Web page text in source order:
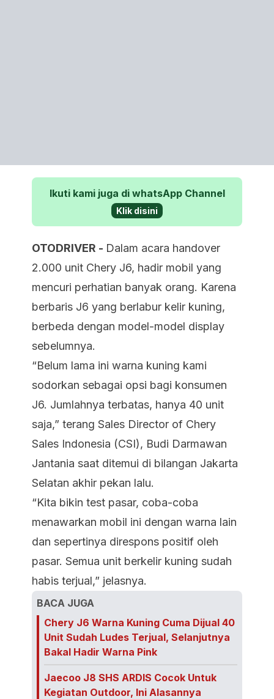
Ikuti kami juga di whatsApp Channel
Klik disini
OTODRIVER - Dalam acara handover
2.000 unit Chery J6, hadir mobil yang
mencuri perhatian banyak orang. Karena
berbaris J6 yang berlabur kelir kuning,
berbeda dengan model-model display
sebelumnya.
“Belum lama ini warna kuning kami
sodorkan sebagai opsi bagi konsumen
J6. Jumlahnya terbatas, hanya 40 unit
saja,” terang Sales Director of Chery
Sales Indonesia (CSI), Budi Darmawan
Jantania saat ditemui di bilangan Jakarta
Selatan akhir pekan lalu.
“Kita bikin test pasar, coba-coba
menawarkan mobil ini dengan warna lain
dan sepertinya direspons positif oleh
pasar. Semua unit berkelir kuning sudah
habis terjual,” jelasnya.
BACA JUGA
Chery J6 Warna Kuning Cuma Dijual 40
Unit Sudah Ludes Terjual, Selanjutnya
Bakal Hadir Warna Pink
Jaecoo J8 SHS ARDIS Cocok Untuk
Kegiatan Outdoor, Ini Alasannya